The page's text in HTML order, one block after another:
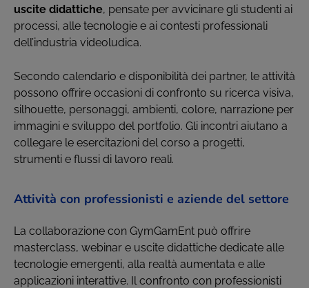
uscite didattiche, pensate per avvicinare gli studenti ai
processi, alle tecnologie e ai contesti professionali
dell’industria videoludica.
Secondo calendario e disponibilità dei partner, le attività
possono offrire occasioni di confronto su ricerca visiva,
silhouette, personaggi, ambienti, colore, narrazione per
immagini e sviluppo del portfolio. Gli incontri aiutano a
collegare le esercitazioni del corso a progetti,
strumenti e flussi di lavoro reali.
Attività con professionisti e aziende del settore
La collaborazione con GymGamEnt può offrire
masterclass, webinar e uscite didattiche dedicate alle
tecnologie emergenti, alla realtà aumentata e alle
applicazioni interattive. Il confronto con professionisti